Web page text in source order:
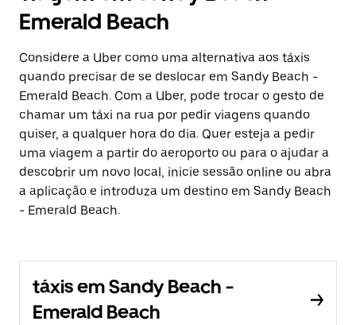
Emerald Beach
Considere a Uber como uma alternativa aos táxis
quando precisar de se deslocar em Sandy Beach -
Emerald Beach. Com a Uber, pode trocar o gesto de
chamar um táxi na rua por pedir viagens quando
quiser, a qualquer hora do dia. Quer esteja a pedir
uma viagem a partir do aeroporto ou para o ajudar a
descobrir um novo local, inicie sessão online ou abra
a aplicação e introduza um destino em Sandy Beach
- Emerald Beach.
táxis em Sandy Beach -
Emerald Beach